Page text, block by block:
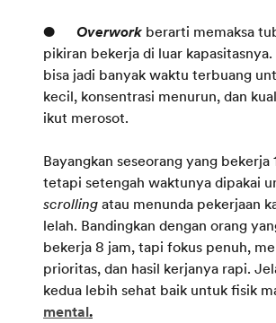
● Overwork berarti memaksa
pikiran bekerja di luar
bisa jadi banyak waktu terbuang
kecil, konsentrasi menurun, dan
ikut merosot.
Bayangkan seseorang yang bekerja
tetapi setengah waktunya dipakai
scrollingatau menunda pekerjaan
lelah. Bandingkan dengan orang
bekerja 8 jam, tapi fokus penuh,
prioritas, dan hasil kerjanya rapi.
kedua lebih sehat baik untuk fisik
mental.